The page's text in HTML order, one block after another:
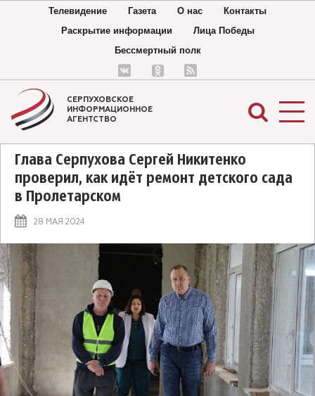
Телевидение Газета О нас
Контакты
Раскрытие информации
Лица Победы
Бессмертный полк
СЕРПУХОВСКОЕ
ИНФОРМАЦИОННОЕ
АГЕНТСТВО
Глава Серпухова Сергей Никитенко
проверил, как идёт ремонт детского сада
в Пролетарском
28 МАЯ 2024